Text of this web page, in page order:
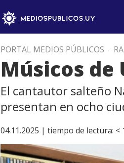
PORTAL MEDIOS PÚBLICOS .
Músicos
El cantautor salteño
presentan en ocho
04.11.2025 | tiempo de lectura: <